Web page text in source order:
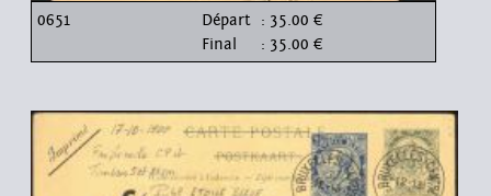
0651 Départ : 35.00 €
Final
: 35.00 €